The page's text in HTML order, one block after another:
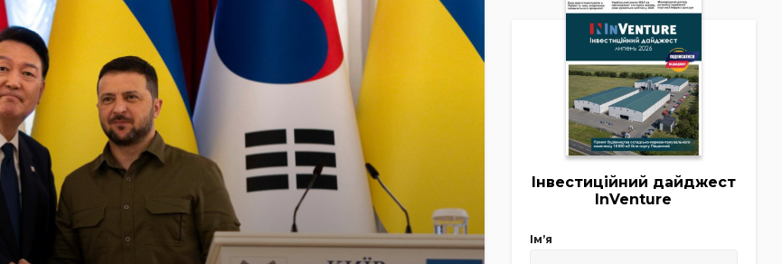
Інвестиційний дайджест
InVenture
Імʼя